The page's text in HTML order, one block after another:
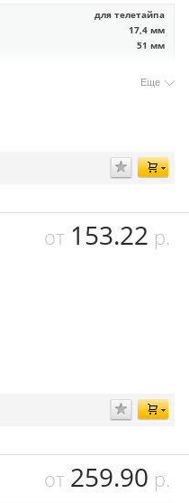
для телетайпа
17,4 мм
51 мм
Еще
от 153.22 р.
от 259.90 р.